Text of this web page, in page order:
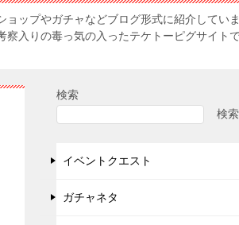
ョップやガチャなどブログ形式に紹介してい
察入りの毒っ気の入ったテケトーピグサイト
検索
検索
イベントクエスト
ガチャネタ